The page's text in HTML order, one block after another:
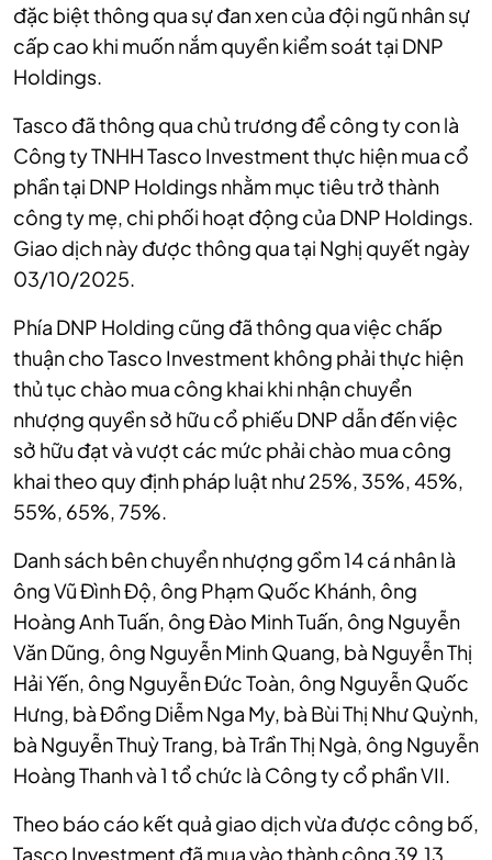
đặc biệt thông qua sự đan xen của đội ngũ nhân sự
cấp cao khi muốn nắm quyền kiểm soát tại DNP
Holdings.
Tasco đã thông qua chủ trương để công ty con là
Công ty TNHH Tasco Investment thực hiện mua cổ
phần tại DNP Holdings nhằm mục tiêu trở thành
công ty mẹ, chi phối hoạt động của DNP Holdings.
Giao dịch này được thông qua tại Nghị quyết ngày
03/10/2025.
Phía DNP Holding cũng đã thông qua việc chấp
thuận cho Tasco Investment không phải thực hiện
thủ tục chào mua công khai khi nhận chuyển
nhượng quyền sở hữu cổ phiếu DNP dẫn đến việc
sở hữu đạt và vượt các mức phải chào mua công
khai theo quy định pháp luật như 25%, 35%, 45%,
55%, 65%, 75%.
Danh sách bên chuyển nhượng gồm 14 cá nhân là
ông Vũ Đình Độ, ông Phạm Quốc Khánh, ông
Hoàng Anh Tuấn, ông Đào Minh Tuấn, ông Nguyễn
Văn Dũng, ông Nguyễn Minh Quang, bà Nguyễn Thị
Hải Yến, ông Nguyễn Đức Toàn, ông Nguyễn Quốc
Hưng, bà Đồng Diễm Nga My, bà Bùi Thị Như Quỳnh,
bà Nguyễn Thuỳ Trang, bà Trần Thị Ngà, ông Nguyễn
Hoàng Thanh và 1 tổ chức là Công ty cổ phần VII.
Theo báo cáo kết quả giao dịch vừa được công bố,
Tasco Investment đã mua vào thành công 39,13